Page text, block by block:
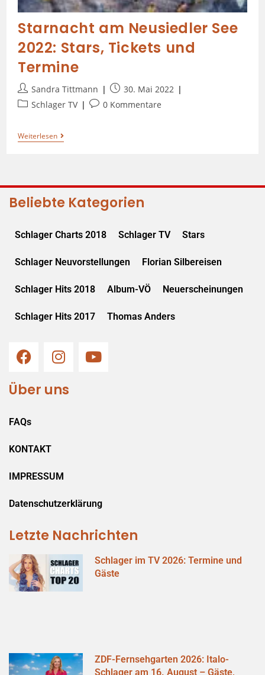
Starnacht am Neusiedler See
2022: Stars, Tickets und
Termine
Sandra Tittmann
30. Mai 2022
Schlager TV
0 Kommentare
Weiterlesen
Beliebte Kategorien
Schlager Charts 2018 Schlager TV Stars
Schlager Neuvorstellungen Florian Silbereisen
Schlager Hits 2018 Album-VÖ Neuerscheinungen
Schlager Hits 2017 Thomas Anders
Über uns
FAQs
KONTAKT
IMPRESSUM
Datenschutzerklärung
Letzte Nachrichten
Schlager im TV 2026: Termine und
Gäste
ZDF-Fernsehgarten 2026: Italo-
Schlager am 16. August – Gäste,